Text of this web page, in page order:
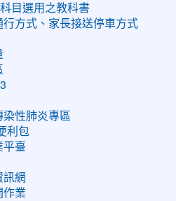
目選用之教科書
方式、家長接送停車方式
性肺炎專區
利包
平臺
訊網
作業